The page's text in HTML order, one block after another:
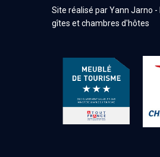
Site réalisé par Yann Jarno -
gîtes et chambres d'hôtes